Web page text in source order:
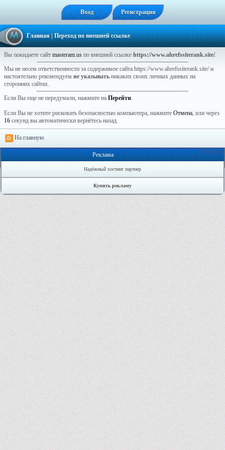
Вход Регистрация
Главная| Переход по внешней ссылке
Вы покидаете сайт masteram.us по внешней ссылке https://www.ahrefssiterank.site/.
Мы не несем ответственности за содержимое сайта https://www.ahrefssiterank.site/ и
настоятельно рекомендуем не указывать никаких своих личных данных на
сторонних сайтах.
Если Вы еще не передумали, нажмите на Перейти.
Если Вы не хотите рисковать безопасностью компьютера, нажмите Отмена, или через
16 секунд вы автоматически вернётесь назад.
На главную
Онлайн: 0
Реклама
Надёжный хостинг партнер
Купить рекламу